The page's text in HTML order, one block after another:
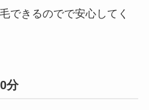
できるのでで安心してく
分